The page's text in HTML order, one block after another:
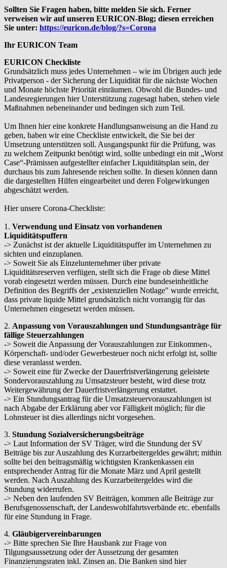
Sollten Sie Fragen haben, bitte melden Sie sich. Ferner
verweisen wir auf unseren EURICON-Blog; diesen erreichen
Sie unter: https://euricon.de/blog/?s=Corona
Ihr EURICON Team
EURICON Checkliste
Grundsätzlich muss jedes Unternehmen – wie im Übrigen auch jede
Privatperson - der Sicherung der Liquidität für die nächste Wochen
und Monate höchste Priorität einräumen. Obwohl die Bundes- und
Landesregierungen hier Unterstützung zugesagt haben, stehen viele
Maßnahmen nebeneinander und bedingen sich zum Teil.
Um Ihnen hier eine konkrete Handlungsanweisung an die Hand zu
geben, haben wir eine Checkliste entwickelt, die Sie bei der
Umsetzung unterstützen soll. Ausgangspunkt für die Prüfung, was
zu welchem Zeitpunkt benötigt wird, sollte unbedingt ein mit „Worst
Case“-Prämissen aufgestellter einfacher Liquiditätsplan sein, der
durchaus bis zum Jahresende reichen sollte. In diesen können dann
die dargestellten Hilfen eingearbeitet und deren Folgewirkungen
abgeschätzt werden.
Hier unsere Corona-Checkliste:
1. Verwendung und Einsatz von vorhandenen
Liquiditätspuffern
-> Zunächst ist der aktuelle Liquiditätspuffer im Unternehmen zu
sichten und einzuplanen.
-> Soweit Sie als Einzelunternehmer über private
Liquiditätsreserven verfügen, stellt sich die Frage ob diese Mittel
vorab eingesetzt werden müssen. Durch eine bundeseinheitliche
Definition des Begriffs der „existenziellen Notlage" wurde erreicht,
dass private liquide Mittel grundsätzlich nicht vorrangig für das
Unternehmen eingesetzt werden müssen.
2. Anpassung von Vorauszahlungen und Stundungsanträge für
fällige Steuerzahlungen
-> Soweit die Anpassung der Vorauszahlungen zur Einkommen-,
Körperschaft- und/oder Gewerbesteuer noch nicht erfolgt ist, sollte
diese veranlasst werden.
-> Soweit eine für Zwecke der Dauerfristverlängerung geleistete
Sondervorauszahlung zu Umsatzsteuer besteht, wird diese trotz
Weitergewährung der Dauerfristverlängerung erstattet.
-> Ein Stundungsantrag für die Umsatzsteuervorauszahlungen ist
nach Abgabe der Erklärung aber vor Fälligkeit möglich; für die
Lohnsteuer ist dies allerdings nicht vorgesehen.
3. Stundung Sozialversicherungsbeiträge
-> Laut Information der SV Träger, wird die Stundung der SV
Beiträge bis zur Auszahlung des Kurzarbeitergeldes gewährt; mithin
sollte bei den beitragsmäßig wichtigsten Krankenkassen ein
entsprechender Antrag für die Monate März und April gestellt
werden. Nach Auszahlung des Kurzarbeitergeldes wird die
Stundung widerrufen.
-> Neben den laufenden SV Beiträgen, kommen alle Beiträge zur
Berufsgenossenschaft, der Landeswohlfahrtsverbände etc. ebenfalls
für eine Stundung in Frage.
4. Gläubigervereinbarungen
-> Bitte sprechen Sie Ihre Hausbank zur Frage von
Tilgungsaussetzung oder der Aussetzung der gesamten
Finanzierungsraten inkl. Zinsen an. Die Banken sind hier